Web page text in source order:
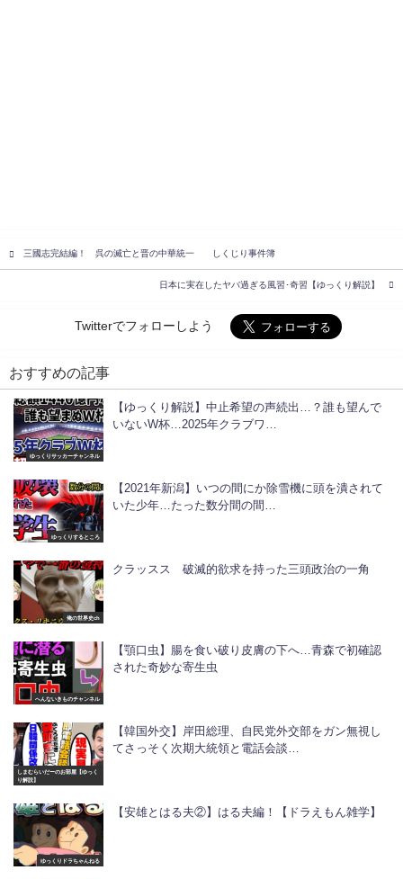
三國志完結編！ 呉の滅亡と晋の中華統一 しくじり事件簿
日本に実在したヤバ過ぎる風習･奇習【ゆっくり解説】
Twitterでフォローしよう
おすすめの記事
ゆっくりサッカーチャンネル
【ゆっくり解説】中止希望の声続出…？誰も望んで
いないW杯…2025年クラブワ…
ゆっくりするところ
【2021年新潟】いつの間にか除雪機に頭を潰されて
いた少年…たった数分間の間…
俺の世界史ch
クラッスス 破滅的欲求を持った三頭政治の一角
へんないきものチャンネル
【顎口虫】腸を食い破り皮膚の下へ…青森で初確認
された奇妙な寄生虫
しまむらいだーのお部屋【ゆっく
り解説】
【韓国外交】岸田総理、自民党外交部をガン無視し
てさっそく次期大統領と電話会談…
ゆっくりドラちゃんねる
【安雄とはる夫②】はる夫編！【ドラえもん雑学】